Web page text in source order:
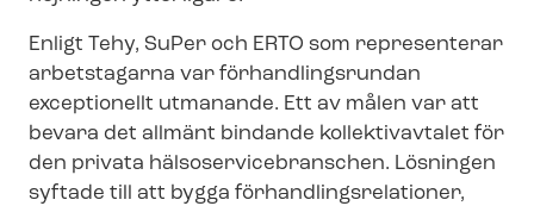
Enligt Tehy, SuPer och ERTO som representerar
arbetstagarna var för­hand­lings­run­dan
exceptionellt utmanande. Ett av målen var att
bevara det allmänt bindande kollektivavtalet för
den privata häl­so­ser­vicebran­schen. Lösningen
syftade till att bygga för­hand­lings­re­la­tio­ner,